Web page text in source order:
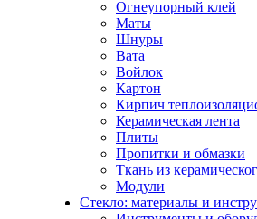
Огнеупорный клей
Маты
Шнуры
Вата
Войлок
Картон
Кирпич
Керамическая лента
Плиты
Пропитки и обмазки
Ткань из
Модули
Стекло: материалы и